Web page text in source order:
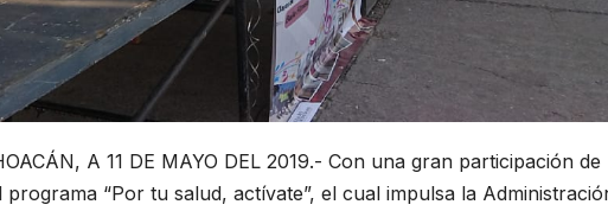
A 11 DE MAYO DEL 2019.- Con una gran participación de
“Por tu salud, actívate”, el cual impulsa la